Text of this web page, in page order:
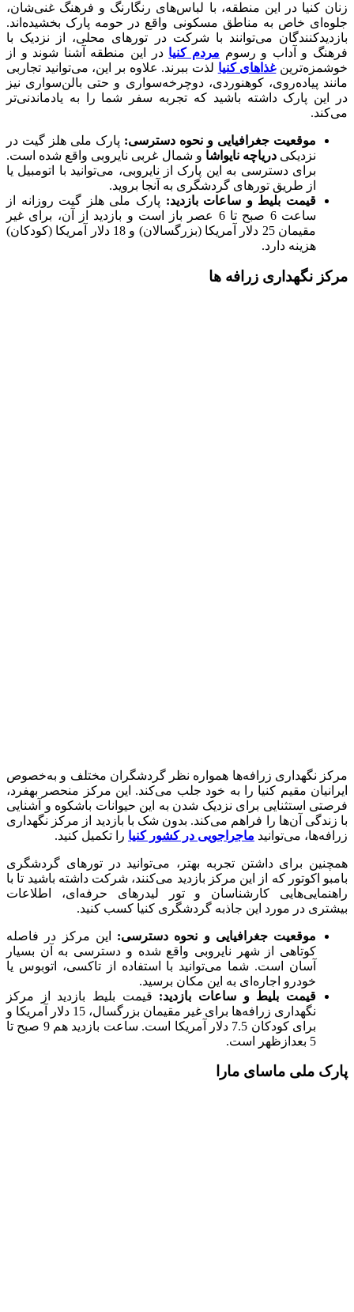
زنان کنیا در این منطقه، با لباس‌های رنگارنگ و فرهنگ غنی‌شان،
جلوه‌ای خاص به مناطق مسکونی واقع در حومه پارک بخشیده‌اند.
بازدیدکنندگان می‌توانند با شرکت در تورهای محلی، از نزدیک با
فرهنگ و آداب و رسوم مردم کنیا در این منطقه آشنا شوند و از
خوشمزه‌ترینغذاهای کنیا لذت ببرند. علاوه بر این، می‌توانید تجاربی
مانند پیاده‌روی، کوهنوردی، دوچرخه‌سواری و حتی بالن‌سواری نیز
در این پارک داشته باشید که تجربه سفر شما را به یادماندنی‌تر
می‌کند.
موقعیت جغرافیایی و نحوه دسترسی: پارک ملی هلز گیت در
نزدیکیدریاچه نایواشا و شمال غربی نایروبی واقع شده است.
برای دسترسی به این پارک از نایروبی، می‌توانید با اتومبیل یا
از طریق تورهای گردشگری به آنجا بروید.
قیمت بلیط و ساعات بازدید: پارک ملی هلز گیت روزانه از
ساعت 6 صبح تا 6 عصر باز است و بازدید از آن، برای غیر
مقیمان 25 دلار آمریکا (بزرگسالان) و 18 دلار آمریکا (کودکان)
هزینه دارد.
مرکز نگهداری زرافه‌ ها
مرکز نگهداری زرافه‌ها همواره نظر گردشگران مختلف و به‌خصوص
ایرانیان مقیم کنیا را به خود جلب می‌کند. این مرکز منحصر به‎فرد،
فرصتی استثنایی برای نزدیک شدن به این حیوانات باشکوه و آشنایی
با زندگی آن‌ها را فراهم می‌کند. بدون شک با بازدید از مرکز نگهداری
زرافه‌‌ها، می‌توانید ماجراجویی در کشور کنیا را تکمیل کنید.
همچنین برای داشتن تجربه بهتر، می‌توانید در تورهای گردشگری
بامبو اکوتور که از این مرکز بازدید می‌کنند، شرکت داشته باشید تا با
راهنمایی‌هایی کارشناسان و تور لیدرهای حرفه‌ای، اطلاعات
بیشتری در مورد این جاذبه گردشگری کنیا کسب کنید.
موقعیت جغرافیایی و نحوه دسترسی: این مرکز در فاصله‌
کوتاهی از شهر نایروبی واقع شده و دسترسی به آن بسیار
آسان است. شما می‌توانید با استفاده از تاکسی، اتوبوس یا
خودرو اجاره‌ای به این مکان برسید.
قیمت بلیط و ساعات بازدید: قیمت بلیط بازدید از مرکز
نگهداری زرافه‌ها برای غیر مقیمان بزرگسال، 15 دلار آمریکا و
برای کودکان 7.5 دلار آمریکا است. ساعت بازدید هم 9 صبح تا
5 بعدازظهر است.
پارک ملی ماسای مارا